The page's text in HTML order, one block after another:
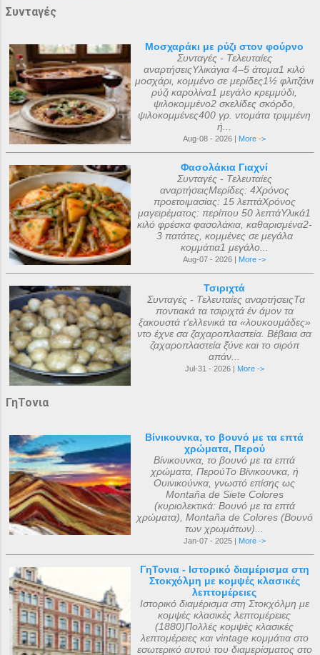
Συνταγές
Μοσχαράκι με ρύζι στον φούρνο
Συνταγές - Τελευταίες
αναρτήσειςΥλικάγια 4–5 άτομα1 κιλό
μοσχάρι, κομμένο σε μερίδες1½ φλιτζάνι
ρύζι καρολίνα1 μεγάλο κρεμμύδι,
ψιλοκομμένο2 σκελίδες σκόρδο,
ψιλοκομμένες400 γρ. ντομάτα τριμμένη
ή...
Aug-08 - 2026 | More ->
Φασολάκια Γιαχνί
Συνταγές - Τελευταίες
αναρτήσειςΜερίδες: 4Χρόνος
προετοιμασίας: 15 λεπτάΧρόνος
μαγειρέματος: περίπου 50 λεπτάΥλικά1
κιλό φρέσκα φασολάκια, καθαρισμένα2-
3 πατάτες, κομμένες σε μεγάλα
κομμάτια1 μεγάλο...
Aug-07 - 2026 | More ->
Τσιριχτά
Συνταγές - Τελευταίες αναρτήσειςΤα
ποντιακά τα τσιριχτά έν άμον τα
ξακουστά τ'ελλενικά τα «λουκουμάδες»
ντο έχνε σα ζαχαροπλαστεία. Βέβαια σα
ζαχαροπλαστεία ξ̌ύνε και το σιρόπ
απάν...
Jul-31 - 2026 | More ->
ΓηΤονια
Βίνικουνκα, το βουνό με τα επτά
χρώματα, Περού
Βίνικουνκα, το βουνό με τα επτά
χρώματα, ΠερούΤο Βίνικουνκα, ή
Ουινικούνκα, γνωστό επίσης ως
Montaña de Siete Colores
(κυριολεκτικά: Βουνό με τα επτά
χρώματα), Montaña de Colores (Βουνό
των χρωμάτων)...
Jan-07 - 2025 | More ->
ΓηΤονια - Ιστορικό διαμέρισμα στη
Στοκχόλμη με κομψές κλασικές
λεπτομέρειες
Ιστορικό διαμέρισμα στη Στοκχόλμη με
κομψές κλασικές λεπτομέρειες
(1880)Πολλές κομψές κλασικές
λεπτομέρειες και vintage κομμάτια στο
εσωτερικό αυτού του διαμερίσματος στο